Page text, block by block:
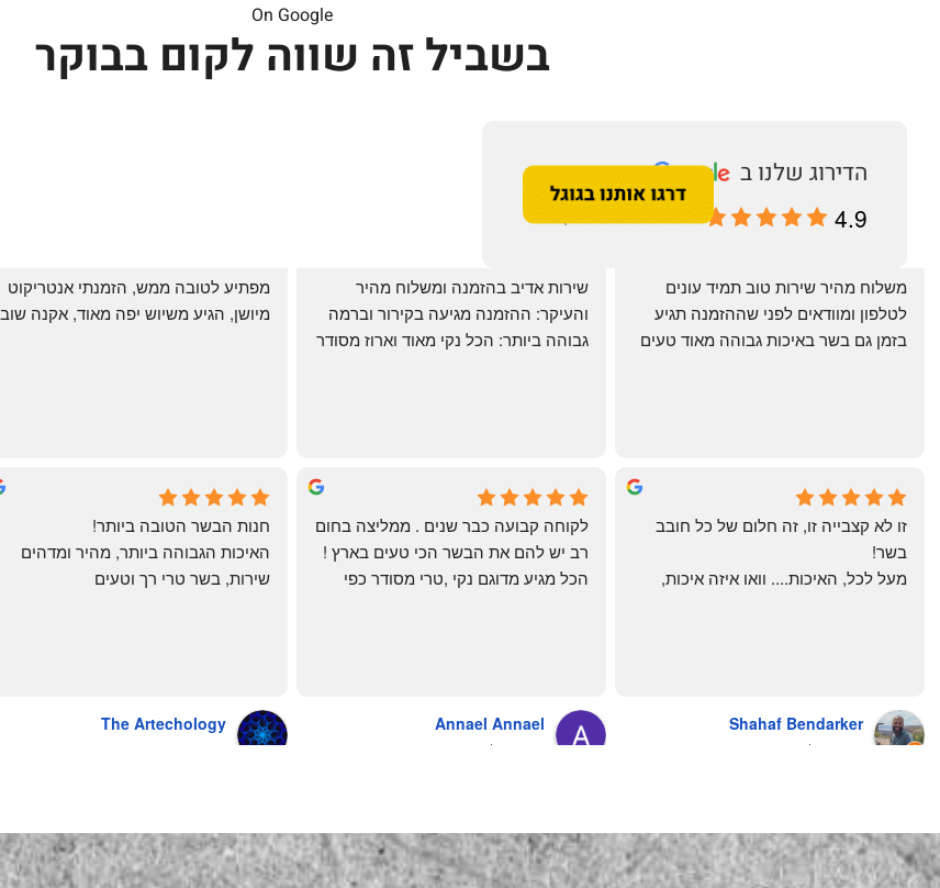
On Google
בשביל זה שווה לקום בבוקר
4.9
May Azulay
a month ago
michal gottfried
4 months ago
שי
4 months ago
מיושן, הגיע משיוש יפה מאוד, אקנה שוב
Shahaf Bendarker
בשר!
אהרון' איך מנהלים עסק ושירות לקוחות
Annael Annael
The Artechology
חנות הבשר הטובה ביותר!
האיכות הגבוהה ביותר, מהיר ומדהים
שירות, בשר טרי רך וטעים